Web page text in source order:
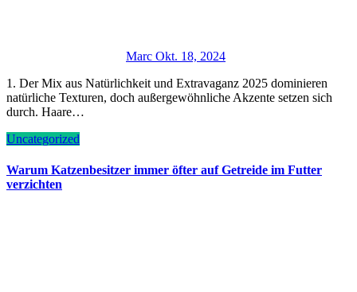
Marc Okt. 18, 2024
1. Der Mix aus Natürlichkeit und Extravaganz 2025 dominieren
natürliche Texturen, doch außergewöhnliche Akzente setzen sich
durch. Haare…
Uncategorized
Warum Katzenbesitzer immer öfter auf Getreide im Futter
verzichten